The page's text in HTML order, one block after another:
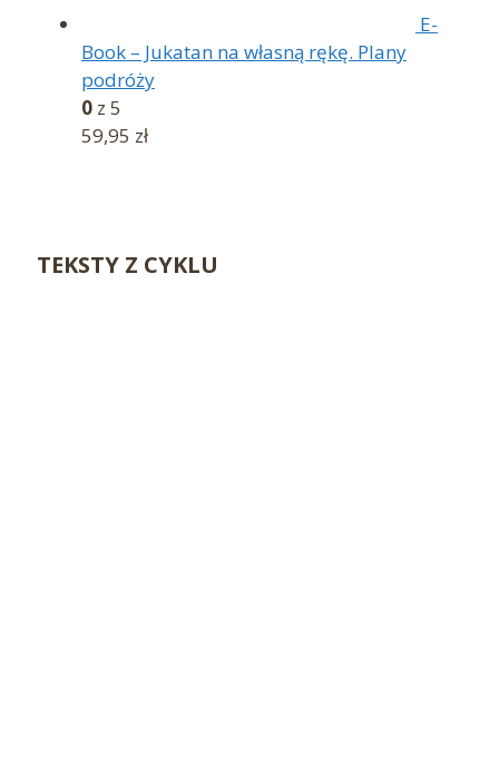
E-
Book – Jukatan na własną rękę. Plany
podróży
0 z 5
59,95 zł
TEKSTY Z CYKLU